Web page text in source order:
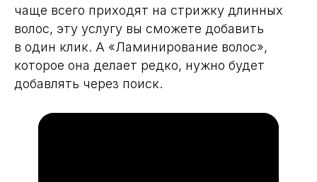
чаще всего приходят на стрижку длинных
волос, эту услугу вы сможете добавить
в один клик. А «Ламинирование волос»,
которое она делает редко, нужно будет
добавлять через поиск.